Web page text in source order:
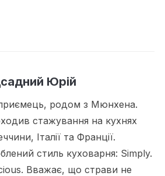
Юрій
родом з Мюнхена.
стажування на кухнях
Італії та Франції.
стиль куховарня: Simply.
Вважає, що страви не